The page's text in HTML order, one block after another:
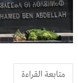
متابعة القراءة